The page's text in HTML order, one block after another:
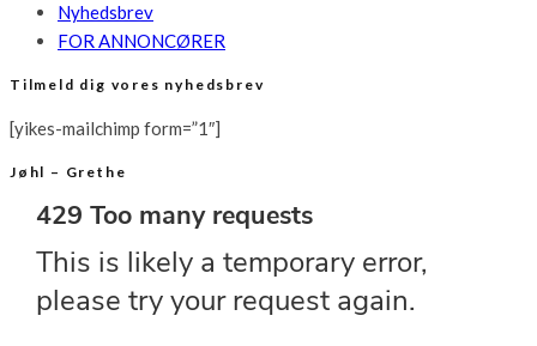
Nyhedsbrev
FOR ANNONCØRER
Tilmeld dig vores nyhedsbrev
[yikes-mailchimp form=”1″]
Jøhl – Grethe